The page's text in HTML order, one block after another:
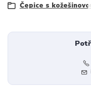
Čepice s